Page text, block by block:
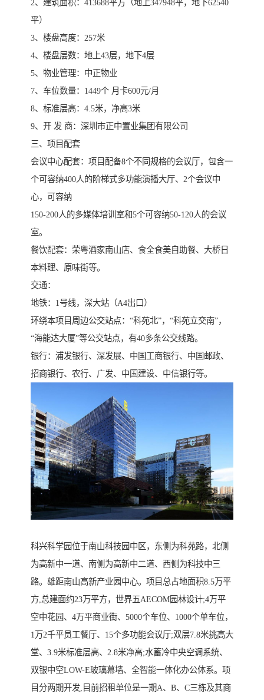
2、建筑面积：413688平方（地上347948平，地下62540
平）
3、楼盘高度：257米
4、楼盘层数：地上43层，地下4层
5、物业管理：中正物业
7、车位数量：1449个 月卡600元/月
8、标准层高：4.5米，净高3米
9、开 发 商：深圳市正中置业集团有限公司
三、项目配套
会议中心配套：项目配备8个不同规格的会议厅，包含一
个可容纳400人的阶梯式多功能演播大厅、2个会议中
心，可容纳
150-200人的多媒体培训室和5个可容纳50-120人的会议
室。
餐饮配套：荣粤酒家南山店、食全食美自助餐、大桥日
本料理、原味街等。
交通：
地铁：1号线，深大站（A4出口）
环绕本项目周边公交站点：“科苑北”，“科苑立交南”，
“海能达大厦”等公交站点，有40多条公交线路。
银行：浦发银行、深发展、中国工商银行、中国邮政、
招商银行、农行、广发、中国建设、中信银行等。
科兴科学园位于南山科技园中区，东侧为科苑路，北侧
为高新中一道、南侧为高新中二道、西侧为科技中三
路。雄距南山高新产业园中心。项目总占地面积8.5万平
方,总建面约23万平方，世界五AECOM园林设计;4万平
空中花园、4万平商业街、5000个车位、1000个单车位，
1万2千平员工餐厅、15个多功能会议厅;双层7.8米挑高大
堂、3.9米标准层高、2.8米净高;水蓄冷中央空调系统、
双银中空LOW-E玻璃幕墙、全智能一体化办公体系。项
目分两期开发,目前招租单位是一期A、B、C三栋及其商